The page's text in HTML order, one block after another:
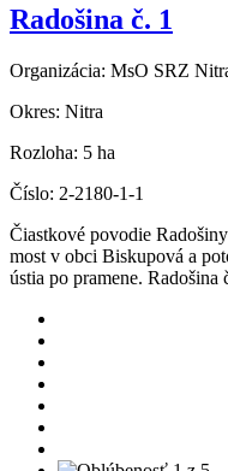
Radošina č. 1
Organizácia: MsO SRZ
Okres: Nitra
Rozloha: 5 ha
Číslo: 2-2180-1-1
Čiastkové povodie
most v obci Biskupová a
ústia po pramene. Radošina